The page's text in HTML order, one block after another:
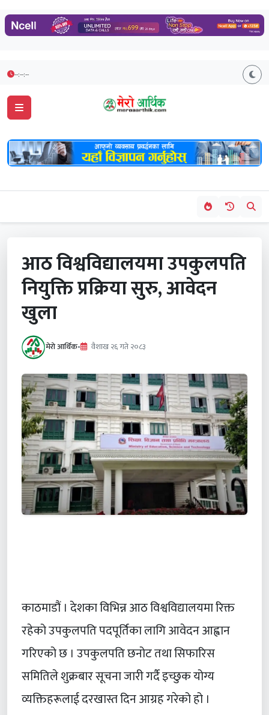
--:--:--
आठ विश्वविद्यालयमा उपकुलपति
नियुक्ति प्रक्रिया सुरु, आवेदन
खुला
मेरो आर्थिक• वैशाख २६ गते २०८३
काठमाडौं । देशका विभिन्न आठ विश्वविद्यालयमा रिक्त
रहेको उपकुलपति पदपूर्तिका लागि आवेदन आह्वान
गरिएको छ । उपकुलपति छनोट तथा सिफारिस
समितिले शुक्रबार सूचना जारी गर्दै इच्छुक योग्य
व्यक्तिहरूलाई दरखास्त दिन आग्रह गरेको हो ।